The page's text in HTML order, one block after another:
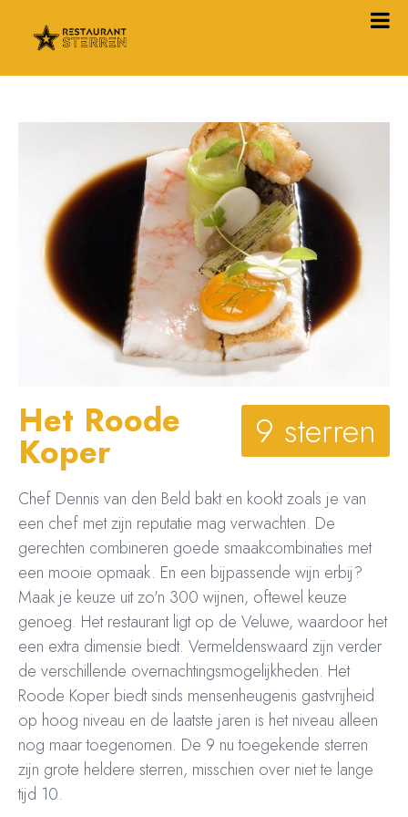
Het Roode
Koper 9 sterren
Chef Dennis van den Beld bakt en kookt zoals je van
een chef met zijn reputatie mag verwachten. De
gerechten combineren goede smaakcombinaties met
een mooie opmaak. En een bijpassende wijn erbij?
Maak je keuze uit zo'n 300 wijnen, oftewel keuze
genoeg. Het restaurant ligt op de Veluwe, waardoor het
een extra dimensie biedt. Vermeldenswaard zijn verder
de verschillende overnachtingsmogelijkheden. Het
Roode Koper biedt sinds mensenheugenis gastvrijheid
op hoog niveau en de laatste jaren is het niveau alleen
nog maar toegenomen. De 9 nu toegekende sterren
zijn grote heldere sterren, misschien over niet te lange
tijd 10.